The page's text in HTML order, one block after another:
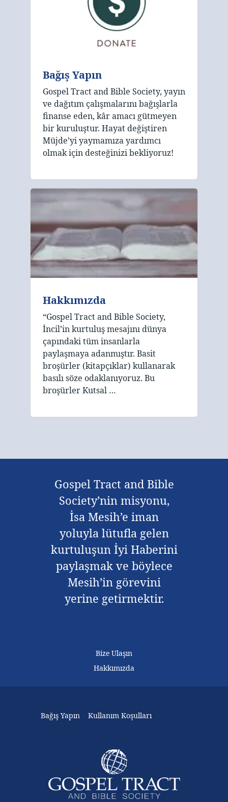
Bağış Yapın
Gospel Tract and Bible Society, yayın
ve dağıtım çalışmalarını bağışlarla
finanse eden, kâr amacı gütmeyen
bir kuruluştur. Hayat değiştiren
Müjde’yi yaymamıza yardımcı
olmak için desteğinizi bekliyoruz!
Hakkımızda
“Gospel Tract and Bible Society,
İncil’in kurtuluş mesajını dünya
çapındaki tüm insanlarla
paylaşmaya adanmıştır. Basit
broşürler (kitapçıklar) kullanarak
basılı söze odaklanıyoruz. Bu
broşürler Kutsal …
Gospel Tract and Bible
Society’nin misyonu,
İsa Mesih’e iman
yoluyla lütufla gelen
kurtuluşun İyi Haberini
paylaşmak ve böylece
Mesih’in görevini
yerine getirmektir.
Bize Ulaşın
Hakkımızda
Bağış Yapın Kullanım Koşulları